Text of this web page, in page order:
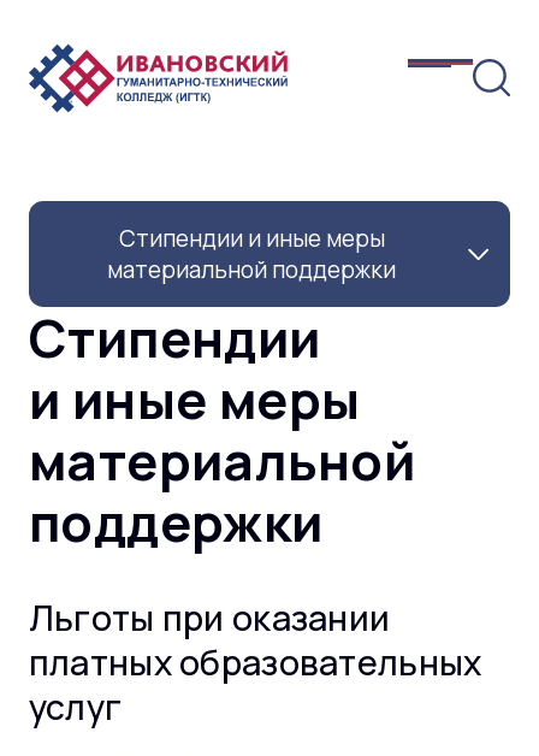
Стипендии и иные меры
материальной поддержки
Стипендии
и иные меры
материальной
поддержки
Льготы при оказании
платных образовательных
услуг